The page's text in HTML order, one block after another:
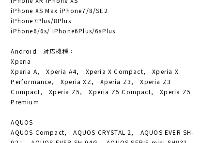
iPhone XS Max iPhone7/8/SE2
iPhone7Plus/8Plus
iPhone6/6s/ iPhone6Plus/6sPlus
Android 対応機種：
Xperia
Xperia A, Xperia A4, Xperia X Compact, Xperia X
Performance, Xperia XZ, Xperia Z3, Xperia Z3
Compact, Xperia Z5, Xperia Z5 Compact, Xperia Z5
Premium
AQUOS
AQUOS Compact, AQUOS CRYSTAL 2, AQUOS EVER SH-